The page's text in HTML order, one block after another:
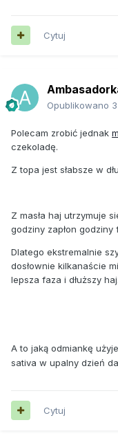
Cytuj
Opublikowano
Polecam zrobić jednak
czekoladę.
Z topa jest słabsze w
Z masła haj utrzymuje
godziny zapłon godziny
Dlatego ekstremalnie
dosłownie kilkanaście
lepsza faza i dłuższy haj.
A to jaką odmiankę
sativa w upalny dzień
Cytuj